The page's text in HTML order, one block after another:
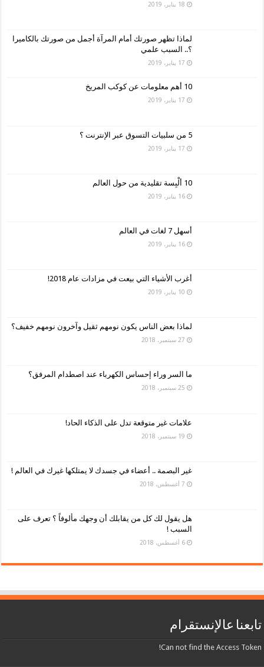
18 يناير، 2019
لماذا تظهر صورتك أمام المرآة أجمل من صورتك بالكاميرا
؟.. السبب علمي
17 يناير، 2019
10 أهم معلومات عن كوكب المريخ
17 يناير، 2019
5 من سلبيات التسوق عبر الإنترنت ؟
17 يناير، 2019
10 ألْبِسة تقليدية من حول العالم
16 يناير، 2019
أسهل 7 لغات في العالم
16 يناير، 2019
أغرب الأشياء التي بيعت في مزادات عام 2018!
10 يناير، 2019
لماذا بعض الناس يكون نومهم ثقيل وآخرون نومهم خفيف؟
27 سبتمبر، 2018
ما السر وراء إحساس الكهرباء عند اصطدام المرفق؟
25 سبتمبر، 2018
علامات غير متوقعة تدل على الذكاء الحاد!
19 سبتمبر، 2018
غير البصمة .. أعضاء في جسدك لا يمتلكها غيرك في العالم !
7 أغسطس، 2018
هل يقول لك كل من يقابلك أن وجهك مألوفاً ؟ تعرف على
السبب !
6 أغسطس، 2018
تابعنا عالإنستقرام
Can not find the Access Token!